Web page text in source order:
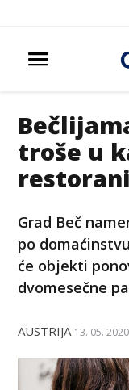
troše u
Grad Beč
po
će objekti
dvomesečne
AUSTRIJA 13. 05.